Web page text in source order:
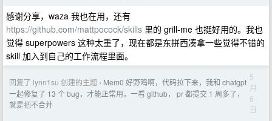
感谢分享，waza 我也在用，还有
https://github.com/mattpocock/skills 里的 grill-me 也挺好用的。我也
觉得 superpowers 这种太重了，现在都是东拼西凑拿一些觉得不错的
skill 加入到自己的工作流程里面。
回复了 lynn1su 创建的主题 › Mem0 好野鸡啊，代码拉下来，我和 chatgpt
一起修复了 13 个 bug，才能正常用，一看 github， pr 都提交 1 周多了，
就是把不合并
5
月
6
日